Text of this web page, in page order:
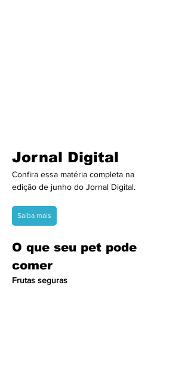
Jornal Digital
Confira essa matéria completa na
edição de junho do Jornal Digital.
Saiba mais
O que seu pet pode
comer
Frutas seguras